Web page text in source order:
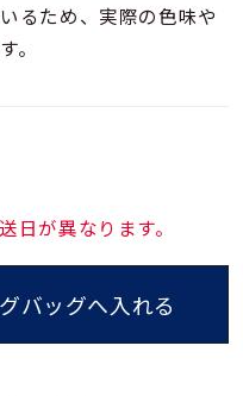
み すべて表示
るため、実際の色味や
。
日が異なります。
バッグへ入れる